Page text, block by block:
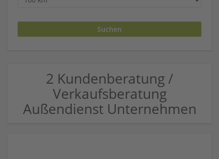
2 Kundenberatung /
Verkaufsberatung
Außendienst Unternehmen